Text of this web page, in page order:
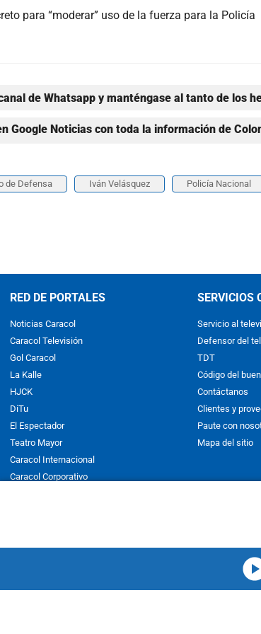
para “moderar” uso de la fuerza para la Policía
de Whatsapp y manténgase al tanto de los
Google Noticias con toda la información de
de Defensa Iván Velásquez Policía Nacional
RED DE PORTALES
Noticias Caracol
Caracol Televisión
Gol Caracol
La Kalle
HJCK
DiTu
El Espectador
Teatro Mayor
Caracol Internacional
Caracol Corporativo
SERVICIOS
Servicio al
Defensor del
TDT
Código del
Contáctanos
Clientes y
Paute con
Mapa del sitio
de los
Reservados D.R.A. Prohibida su reproducción total o
Reproduction in whole or in part, or translation without